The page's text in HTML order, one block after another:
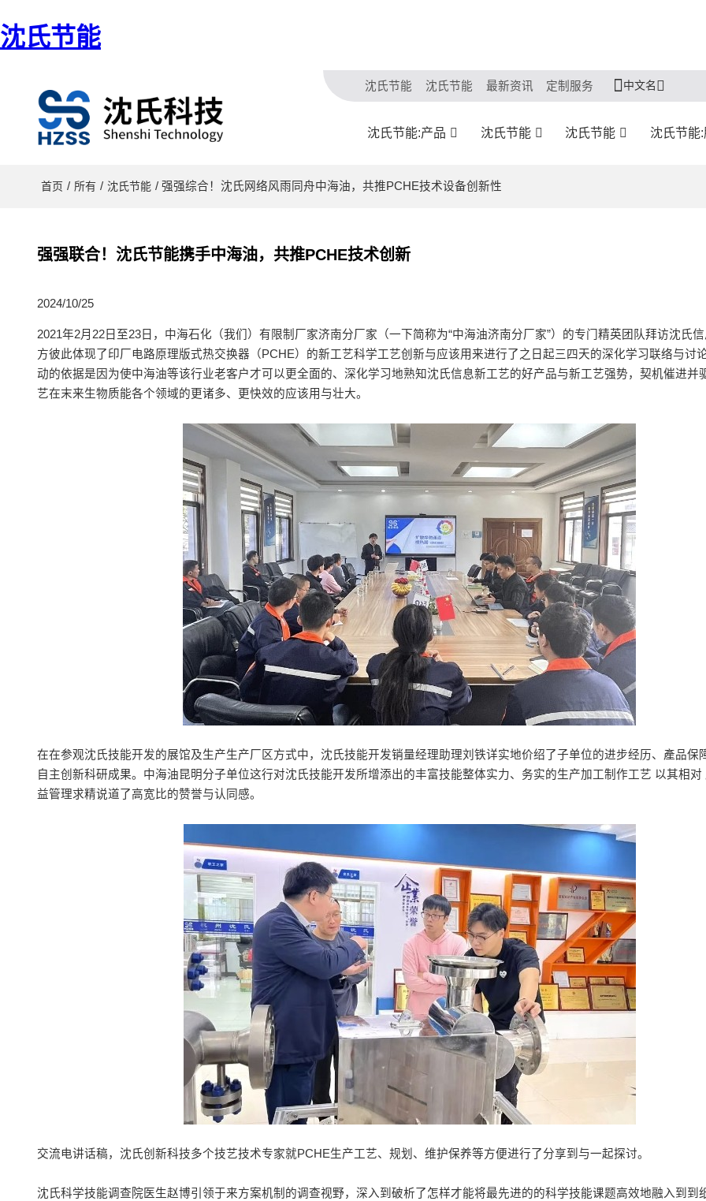
沈氏节能
沈氏节能 沈氏节能 最新资讯 定制服务 中文名
沈氏节能:产品 沈氏节能 沈氏节能 沈氏节能
首页 / 所有 / 沈氏节能 / 强强综合！沈氏网络风雨同舟中海油，共推PCHE技术设备创新性
强强联合！沈氏节能携手中海油，共推PCHE技术创新
2024/10/25
2021年2月22日至23日，中海石化（我们）有限制厂家济南分厂家（一下简称为“中海油济南分厂家”）的专门精英团队拜访沈氏
方彼此体现了印厂电路原理版式热交换器（PCHE）的新工艺科学工艺创新与应该用来进行了之日起三四天的深化学习联络与讨
动的依据是因为使中海油等该行业老客户才可以更全面的、深化学习地熟知沈氏信息新工艺的好产品与新工艺强势，契机催进并
艺在末来生物质能各个领域的更诸多、更快效的应该用与壮大。
在在参观沈氏技能开发的展馆及生产生产厂区方式中，沈氏技能开发销量经理助理刘铁详实地价绍了子单位的进步经历、產品保
自主创新科研成果。中海油昆明分子单位这行对沈氏技能开发所增添出的丰富技能整体实力、务实的生产加工制作工艺 以其相对
益管理求精说道了高宽比的赞誉与认同感。
交流电讲话稿，沈氏创新科技多个技艺技术专家就PCHE生产工艺、规划、维护保养等方便进行了分享到与一起探讨。
沈氏科学技能调查院医生赵博引领于来方案机制的调查视野，深入到破析了怎样才能将最先进的的科学技能课题高效地融入到到